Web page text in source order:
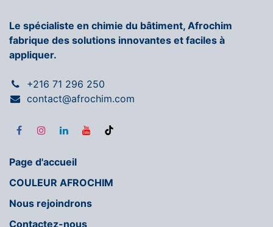
Le spécialiste en chimie du bâtiment, Afrochim
fabrique des solutions innovantes et faciles à
appliquer.
+216 71 296 250
contact@afrochim.com
Page d'accueil
COULEUR AFROCHIM
Nous rejoindrons
Contactez-nous